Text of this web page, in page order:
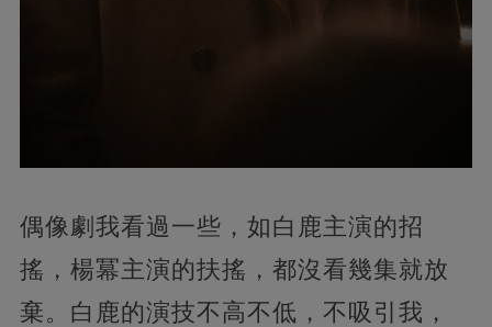
偶像劇我看過一些，如白鹿主演的招
搖，楊冪主演的扶搖，都沒看幾集就放
棄。白鹿的演技不高不低，不吸引我，